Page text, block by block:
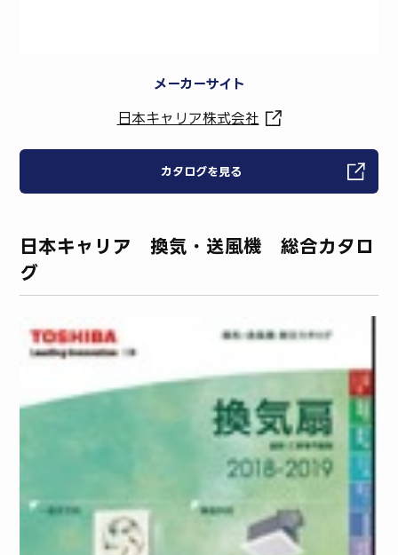
メーカーサイト
日本キャリア株式会社
カタログを見る
日本キャリア 換気・送風機 総合カタロ
グ